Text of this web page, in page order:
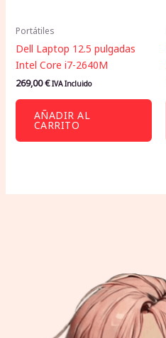
Portátiles
Dell Laptop 12.5 pulgadas
Intel Core i7-2640M
269,00€ IVA Incluido
AÑADIR AL
CARRITO